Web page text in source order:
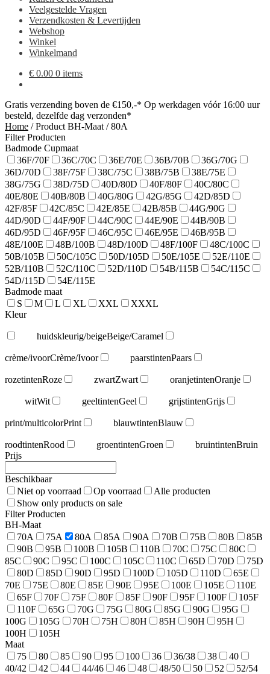
Veelgestelde Vragen
Verzendkosten & Levertijden
Webshop
Winkel
Winkelmand
€ 0.00 0 items
Gratis verzending boven de €150,-* Op werkdagen vóór 16:00 uur
besteld, dezelfde dag verzonden*
Home /Product BH-Maat /80A
Filter Producten
Badmode Cupmaat
36F/70F
36C/70C 36E/70E 36B/70B
36G/70G
36D/70D
38F/75F 38C/75C 38B/75B
38E/75E
38G/75G
38D/75D 40D/80D 40F/80F
40C/80C
40E/80E
40B/80B 40G/80G 42G/85G
42D/85D
42F/85F
42C/85C 42E/85E 42B/85B
44G/90G
44D/90D
44F/90F 44C/90C 44E/90E
44B/90B
46D/95D
46F/95F 46C/95C 46E/95E
46B/95B
48E/100E
48B/100B 48D/100D 48F/100F
48C/100C
50B/105B
50C/105C 50D/105D 50E/105E
52E/110E
52B/110B
52C/110C 52D/110D 54B/115B
54C/115C
54D/115D
54E/115E
Badmode maat
S
M L XL XXL
XXXL
Kleur
huidskleurig/beigeBeige/Caramel
crème/ivoorCrème/Ivoor paarstintenPaars
rozetintenRoze zwartZwart oranjetintenOranje
witWit geeltintenGeel grijstintenGrijs
print/multicolorPrint blauwtintenBlauw
roodtintenRood groentintenGroen bruintintenBruin
Prijs
Beschikbaar
Niet op voorraad
Op voorraad
Alle producten
Show only products on sale
Filter Producten
BH-Maat
70A
75A 80A 85A 90A 70B 75B 80B
85B
90B
95B 100B 105B 110B 70C 75C
80C
85C
90C 95C 100C 105C 110C 65D 70D
75D
80D
85D 90D 95D 100D 105D 110D
65E
70E
75E 80E 85E 90E 95E 100E 105E
110E
65F
70F 75F 80F 85F 90F 95F 100F
105F
110F
65G 70G 75G 80G 85G 90G
95G
100G
105G 70H 75H 80H 85H 90H
95H
100H
105H
Maat
75
80 85 90 95 100 36 36/38 38
40
40/42
42 44 44/46 46 48 48/50 50 52
52/54